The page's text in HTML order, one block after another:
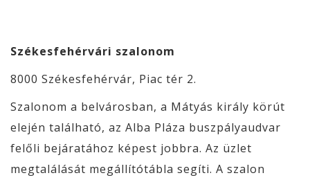
Székesfehérvári szalonom
8000 Székesfehérvár, Piac tér 2.
Szalonom a belvárosban, a Mátyás király körút
elején található, az Alba Pláza buszpályaudvar
felőli bejáratához képest jobbra. Az üzlet
megtalálását megállítótábla segíti. A szalon